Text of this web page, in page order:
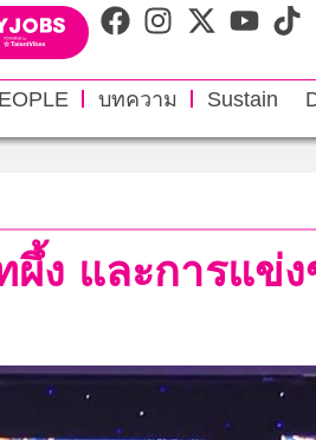
บทความ Sustain
ง และการแข่ง